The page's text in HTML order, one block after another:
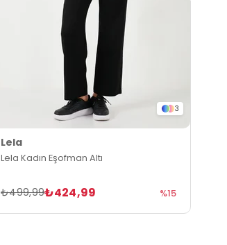
3
Lela
Lela Kadın Eşofman Altı
₺424,99
₺499,99 %15